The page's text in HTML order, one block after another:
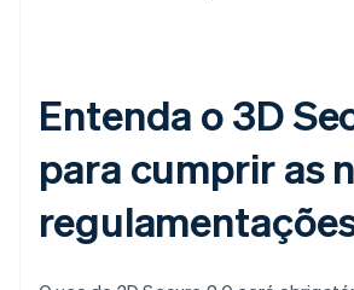
Entenda o 3D
para cumprir as